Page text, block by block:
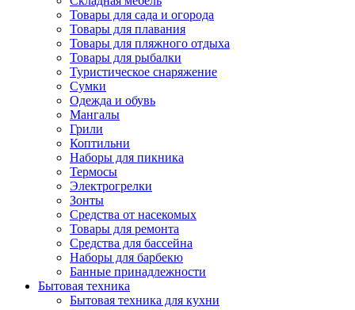
Товары для сада и огорода
Товары для плавания
Товары для пляжного отдыха
Товары для рыбалки
Туристическое снаряжение
Сумки
Одежда и обувь
Мангалы
Грили
Коптильни
Наборы для пикника
Термосы
Электрогрелки
Зонты
Средства от насекомых
Товары для ремонта
Средства для бассейна
Наборы для барбекю
Банные принадлежности
Бытовая техника
Бытовая техника для кухни